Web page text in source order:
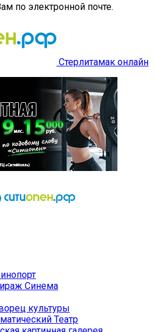
по электронной почте.
Стерлитамак онлайн
Синема
культуры
Театр